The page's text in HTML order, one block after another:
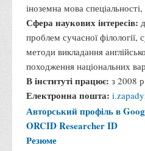
іноземна мова
Сфера наукових інтересів:
проблем сучасної філології,
методи викладання
походження національних
В інституті працює: з 2008
Електронна пошта:
Авторський профіль в
ORCIDResearcher ID
Резюме